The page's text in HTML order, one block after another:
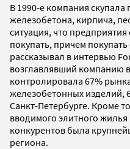
В 1990-е компания
железобетона, кирпича,
ситуация, что
покупать, причем
рассказывал в интервью
возглавлявший компанию
контролировала 67%
железобетонных изделий,
Санкт-Петербурге. Кроме
вводимого элитного
конкурентов была
региона.